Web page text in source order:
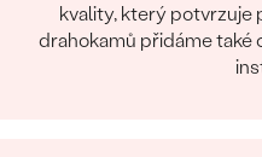
kvality, který potvrzuje
drahokamů přidáme